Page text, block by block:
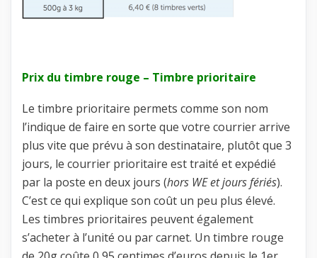
Prix du timbre rouge – Timbre prioritaire
Le timbre prioritaire permets comme son nom
l’indique de faire en sorte que votre courrier arrive
plus vite que prévu à son destinataire, plutôt que 3
jours, le courrier prioritaire est traité et expédié
par la poste en deux jours (hors WE et jours fériés).
C’est ce qui explique son coût un peu plus élevé.
Les timbres prioritaires peuvent également
s’acheter à l’unité ou par carnet. Un timbre rouge